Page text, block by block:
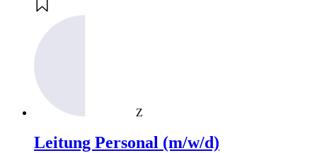
Z
Leitung Personal (m/w/d)